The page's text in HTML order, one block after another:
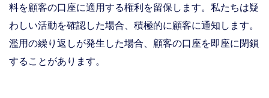
料を顧客の口座に適用する権利を留保します。私たちは疑
わしい活動を確認した場合、積極的に顧客に通知します。
濫用の繰り返しが発生した場合、顧客の口座を即座に閉鎖
することがあります。